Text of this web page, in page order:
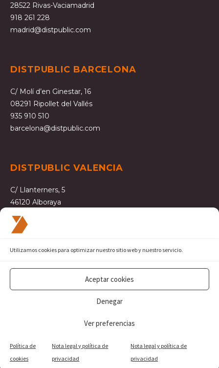
Utilizamos cookies para optimizar nuestro sitio web y nuestro servicio.
Aceptar cookies
Denegar
Ver preferencias
Política de
cookies
Nota legal y política de
privacidad
Nota legal y política de
privacidad
28522 Rivas-Vaciamadrid
918 261 228
madrid@distpublic.com
DISTPUBLIC BARCELONA
C/ Molí d’en Ginestar, 16
08291 Ripollet del Vallés
935 910 510
barcelona@distpublic.com
DISTPUBLIC VALENCIA
C/ Llanterners, 5
46120 Alboraya
963 609 181
valencia@distpublic.com
Nota legal y política de privacidad
Normativa de cookies
Web alojada en: